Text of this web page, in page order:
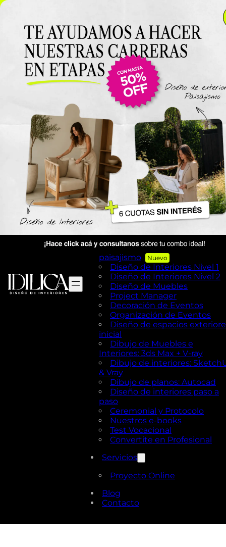
el curso acá!
Viajes
The New York Design
Carreras / Diplomaturas
Carrera de Diseño de
Exteriores y Paisajismo
Carrera en Diseño de
UTN
Carrera en Interiorismo UTN
Carrera de Organización y
Decoración de Eventos UTN
Cursos
exteriores y Paisajismo
Diseño de exteriores y
paisajismo
Diseño de Interiores Nivel 1
Diseño de Interiores Nivel 2
Diseño de Muebles
Project Manager
Decoración de Eventos
Organización de Eventos
Diseño de espacios
inicial
Dibujo de Muebles e
Interiores: 3ds Max + V-ray
Dibujo de interiores:
& Vray
Dibujo de planos: Autocad
Diseño de interiores paso a
paso
Ceremonial y Protocolo
Nuestros e-books
Test Vocacional
Convertite en Profesional
Servicios
Proyecto Online
Blog
Contacto